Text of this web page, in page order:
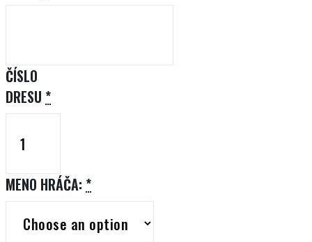
ČÍSLO
DRESU *
MENO HRÁČA: *